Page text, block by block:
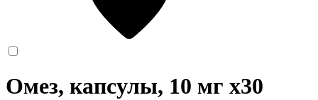
Омез, капсулы, 10 мг x30